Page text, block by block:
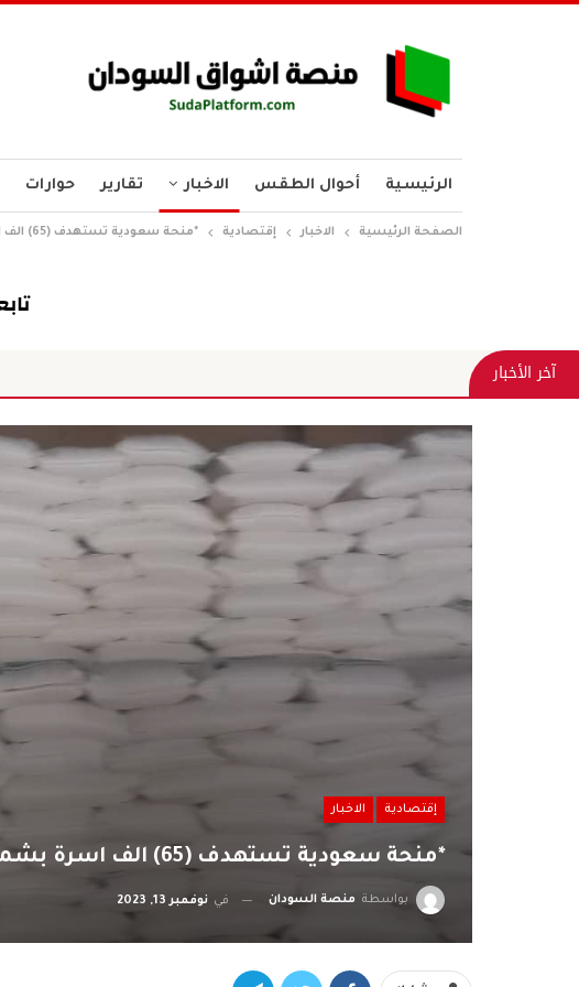
الرئيسية أحوال الطقس الاخبار تقارير حوارات
الصفحة الرئيسية الاخبار إقتصادية *منحة سعودية تستهدف (65) الف اسرة بشمال كردفان*
آخر الأخبار
إقتصادية الاخبار
*منحة سعودية تستهدف (65) الف اسرة بشمال كردفان*
بواسطة منصة السودان في نوفمبر 13, 2023